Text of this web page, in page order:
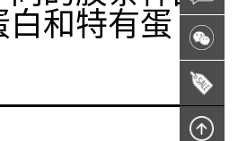
白和特有蛋